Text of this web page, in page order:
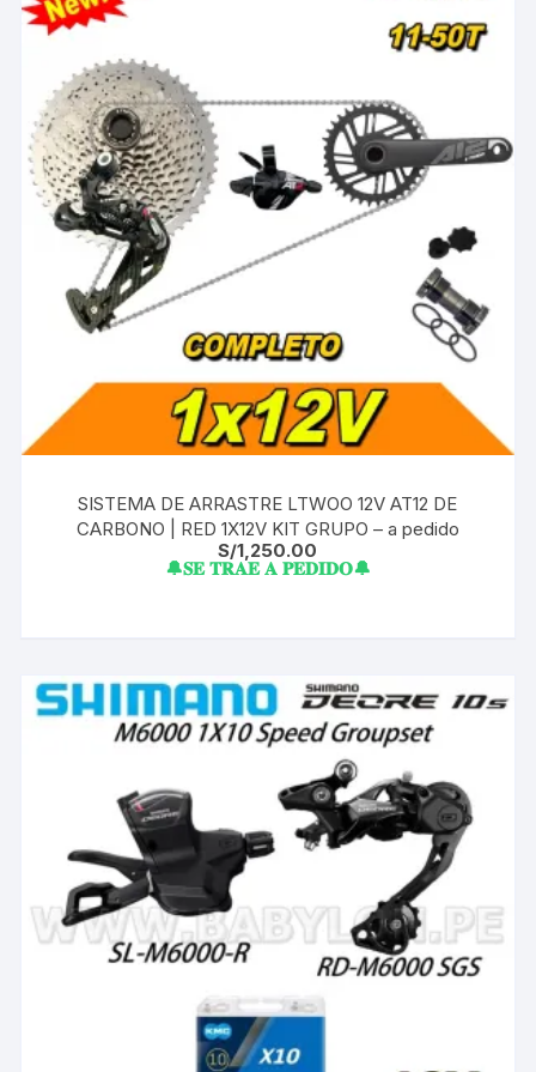
SISTEMA DE ARRASTRE LTWOO 12V AT12 DE
CARBONO | RED 1X12V KIT GRUPO – a pedido
S/1,250.00
🔔𝐒𝐄 𝐓𝐑𝐀𝐄 𝐀 𝐏𝐄𝐃𝐈𝐃𝐎🔔